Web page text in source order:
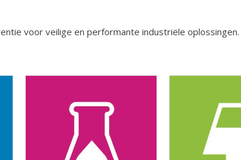
voor veilige en performante industriële